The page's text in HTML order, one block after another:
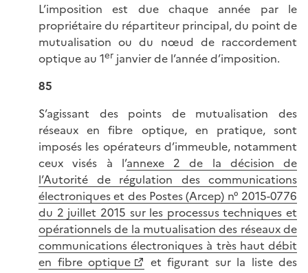
L’imposition est due chaque année par le
propriétaire du répartiteur principal, du point de
mutualisation ou du nœud de raccordement
optique au 1er janvier de l’année d’imposition.
85
S’agissant des points de mutualisation des
réseaux en fibre optique, en pratique, sont
imposés les opérateurs d’immeuble, notamment
ceux visés à l’annexe 2 de la décision de
l’Autorité de régulation des communications
électroniques et des Postes (Arcep) n° 2015-0776
du 2 juillet 2015 sur les processus techniques et
opérationnels de la mutualisation des réseaux de
communications électroniques à très haut débit
en fibre optique
et figurant sur la liste des